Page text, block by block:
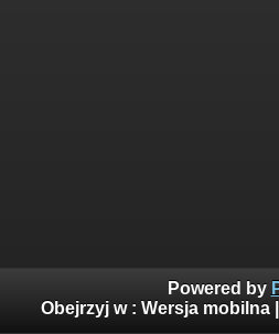
Powered by
Obejrzyj w : Wersja mobilna|